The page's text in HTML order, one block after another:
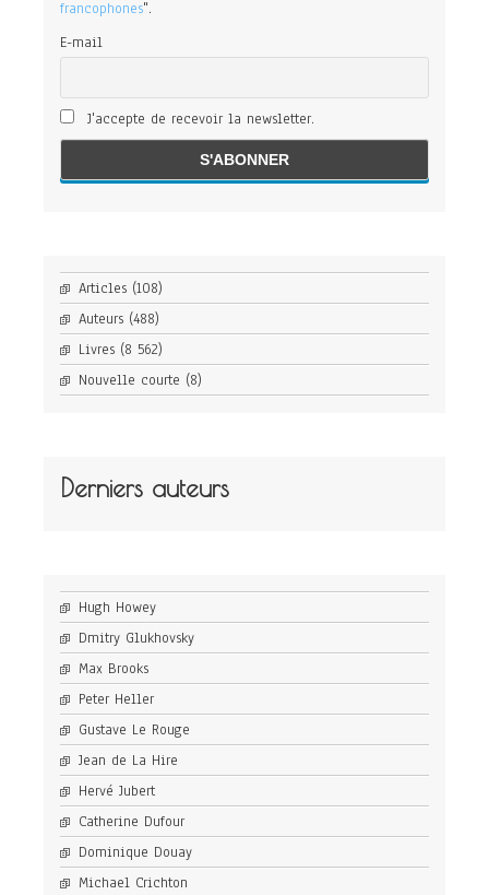
francophones".
E-mail
J'accepte de recevoir la newsletter.
Articles (108)
Auteurs (488)
Livres (8 562)
Nouvelle courte (8)
Derniers auteurs
Hugh Howey
Dmitry Glukhovsky
Max Brooks
Peter Heller
Gustave Le Rouge
Jean de La Hire
Hervé Jubert
Catherine Dufour
Dominique Douay
Michael Crichton